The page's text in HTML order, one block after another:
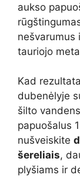
aukso
nešvarumus
tauriojo
Kad
dubenėlyje
šilto
papuošalus
nušveiskite
šereliais,
plyšiams ir